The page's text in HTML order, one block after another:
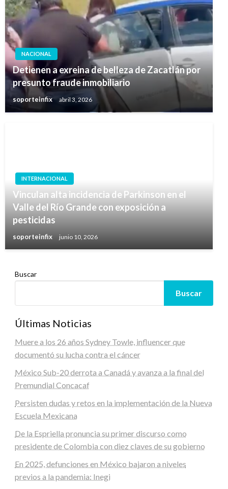
NACIONAL
Detienen a exreina de belleza de Zacatlán por
presunto fraude inmobiliario
soporteinfix abril 3, 2026
INTERNACIONAL
Vinculan alta incidencia de Parkinson en el
Valle del Río Grande con exposición a
pesticidas
soporteinfix junio 10, 2026
Buscar
Buscar
Últimas Noticias
Muere a los 26 años Sydney Towle, influencer que
documentó su lucha contra el cáncer
México Sub-20 derrota a Canadá y avanza a la final del
Premundial Concacaf
Persisten dudas y retos en la implementación de la Nueva
Escuela Mexicana
De la Espriella pronuncia su primer discurso como
presidente de Colombia con diez claves de su gobierno
En 2025, defunciones en México bajaron a niveles
previos a la pandemia: Inegi